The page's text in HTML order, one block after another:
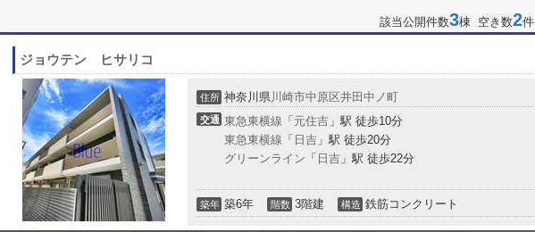
該当公開件数3棟 空き数2件
ジョウテン ヒサリコ
住所 神奈川県川崎市中原区井田中ノ町
交通 東急東横線 「 元住吉 」駅 徒歩10分
東急東横線 「 日吉 」駅 徒歩20分
グリーンライン 「 日吉 」駅 徒歩22分
築年 築6年 階数 3階建 構造 鉄筋コンクリート